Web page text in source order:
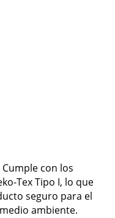
con los
Tex Tipo I, lo que
seguro para el
ambiente.